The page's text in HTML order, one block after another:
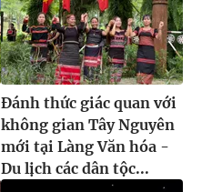
Đánh thức giác quan với
không gian Tây Nguyên
mới tại Làng Văn hóa -
Du lịch các dân tộc...